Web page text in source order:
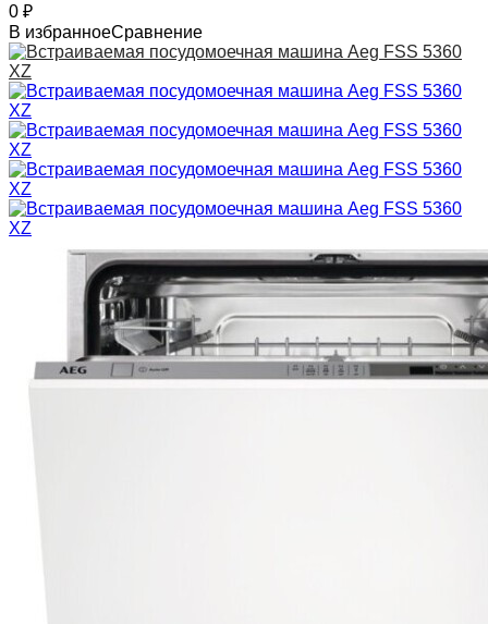
0 ₽
В избранноеСравнение